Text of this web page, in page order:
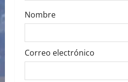
Nombre
Correo electrónico